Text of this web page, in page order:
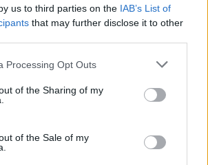
us to third parties on the IAB’s List of
that may further disclose it to other
website/app uses one or more Google
or usage behaviour. You may click to
to Google and its third-party tags to
specified purposes in below Google
Processing Opt Outs
of the Sharing of my
of the Sale of my
étterem, ahol nem kérdés a
be kell lépned!